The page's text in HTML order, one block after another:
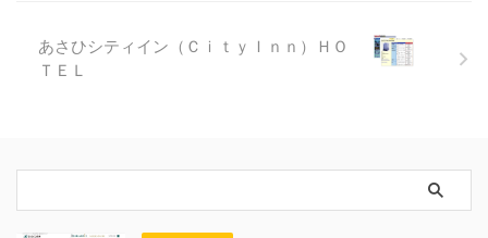
あさひシティイン（ＣｉｔｙＩｎｎ）ＨＯ
ＴＥＬ